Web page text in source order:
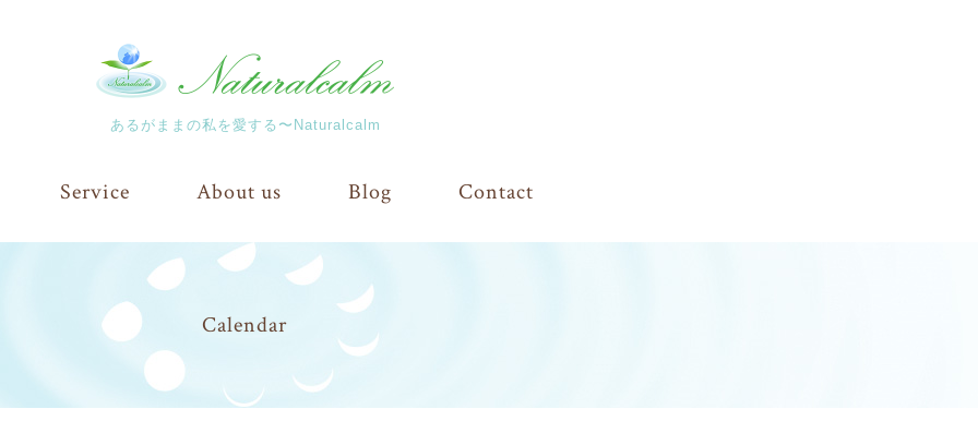
あるがままの私を愛する〜Naturalcalm
Service About us Blog Contact
Calendar